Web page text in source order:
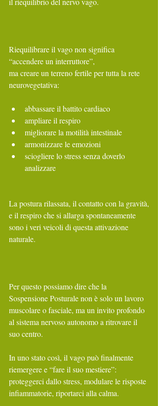
Riequilibrare il vago non significa
“accendere un interruttore”,
ma creare un terreno fertile per tutta la rete
neurovegetativa:
abbassare il battito cardiaco
ampliare il respiro
migliorare la motilità intestinale
armonizzare le emozioni
sciogliere lo stress senza doverlo
analizzare
La postura rilassata, il contatto con la gravità,
e il respiro che si allarga spontaneamente
sono i veri veicoli di questa attivazione
naturale.
Per questo possiamo dire che la
Sospensione Posturale non è solo un lavoro
muscolare o fasciale, ma un invito profondo
al sistema nervoso autonomo a ritrovare il
suo centro.
In uno stato così, il vago può finalmente
riemergere e “fare il suo mestiere”:
proteggerci dallo stress, modulare le risposte
infiammatorie, riportarci alla calma.